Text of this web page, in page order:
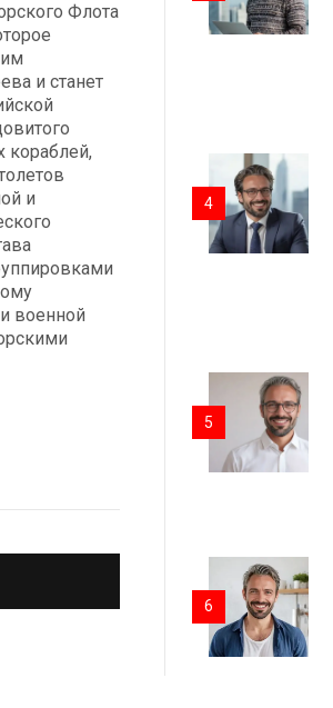
Флота
и станет
кораблей,
и
военной
4
5
6